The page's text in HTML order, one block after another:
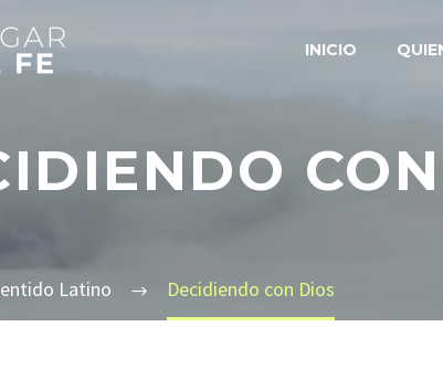
INICIO
Latino Decidiendo con Dios